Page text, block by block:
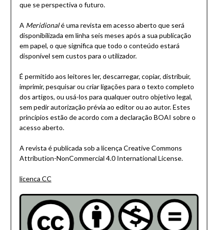
que se perspectiva o futuro.
A Meridionalé uma revista em acesso aberto que será
disponibilizada em linha seis meses após a sua publicação
em papel, o que significa que todo o conteúdo estará
disponível sem custos para o utilizador.
É permitido aos leitores ler, descarregar, copiar, distribuir,
imprimir, pesquisar ou criar ligações para o texto completo
dos artigos, ou usá-los para qualquer outro objetivo legal,
sem pedir autorização prévia ao editor ou ao autor. Estes
princípios estão de acordo com a declaração BOAI sobre o
acesso aberto.
A revista é publicada sob a licença Creative Commons
Attribution-NonCommercial 4.0 International License.
licenca CC